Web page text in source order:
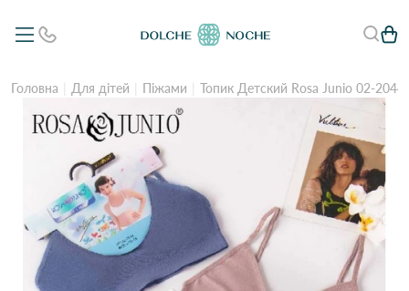
Головна Для дітей Піжами Топик Детский Rosa Junio 02-2044